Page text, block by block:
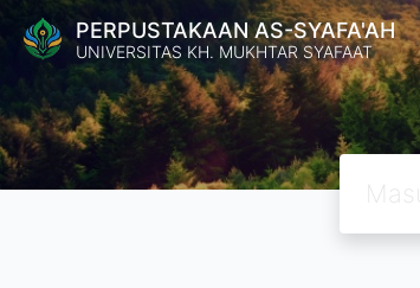
PERPUSTAKAAN AS-SYAFA'AH
UNIVERSITAS KH. MUKHTAR SYAFAAT